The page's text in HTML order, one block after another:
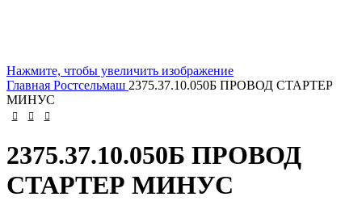
Нажмите, чтобы увеличить изображение
Главная Ростсельмаш 2375.37.10.050Б ПРОВОД СТАРТЕР
МИНУС
2375.37.10.050Б ПРОВОД
СТАРТЕР МИНУС